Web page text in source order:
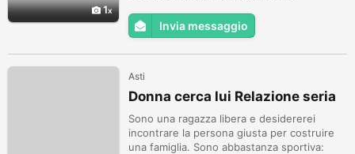
1
Invia messaggio
Asti
Donna cerca lui Relazione seria
Sono una ragazza libera e desidererei
incontrare la persona giusta per costruire
una famiglia. Sono abbastanza sportiva: